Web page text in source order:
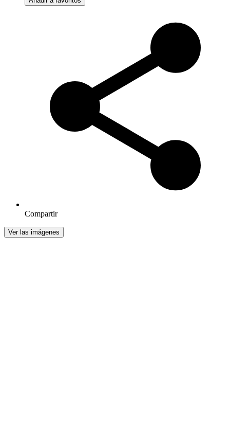
Compartir
Ver las imágenes